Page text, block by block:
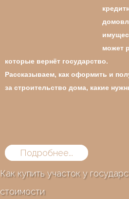
может
которые вернёт государство.
Рассказываем, как оформить и
за строительство дома, какие
Подробнее...
Как купить участок у
стоимости